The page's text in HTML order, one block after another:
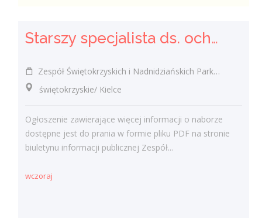
Starszy specjalista ds. ochrony przyrody w ramach projektu odtworzenie sieci alei wierzbowo-lipowych oraz ochrona czynna owadów poprzez przywrócenie integralności siedlisk i zachowanie bioróżnorodnośc
Zespół Świętokrzyskich i Nadnidziańskich Parków Krajobrazowych w Kielcach, ul. Łódzka 244 Kielce
świętokrzyskie/ Kielce
Ogłoszenie zawierające więcej informacji o naborze
dostępne jest do prania w formie pliku PDF na stronie
biuletynu informacji publicznej Zespół...
wczoraj